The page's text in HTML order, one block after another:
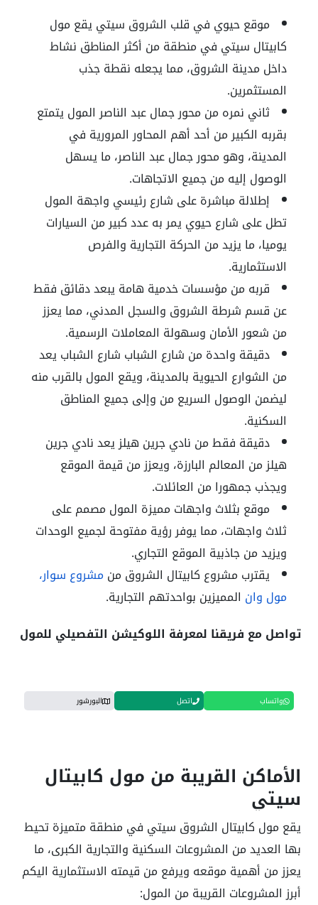
موقع حيوي في قلب الشروق سيتييقع مول
كابيتال سيتي في منطقة من أكثر المناطق نشاط
داخل مدينة الشروق، مما يجعله نقطة جذب
المستثمرين.
ثاني نمره من محور جمال عبد الناصر المول يتمتع
بقربه الكبير من أحد أهم المحاور المرورية في
المدينة، وهو محور جمال عبد الناصر، ما يسهل
الوصول إليه من جميع الاتجاهات.
إطلالة مباشرة على شارع رئيسي واجهة المول
تطل على شارع حيوي يمر به عدد كبير من السيارات
يوميا، ما يزيد من الحركة التجارية والفرص
الاستثمارية.
قربه من مؤسسات خدمية هامةيبعد دقائق فقط
عن قسم شرطة الشروق والسجل المدني، مما يعزز
من شعور الأمان وسهولة المعاملات الرسمية.
دقيقة واحدة من شارع الشباب شارع الشباب يعد
من الشوارع الحيوية بالمدينة، ويقع المول بالقرب منه
ليضمن الوصول السريع من وإلى جميع المناطق
السكنية.
دقيقة فقط من نادي جرين هيلزيعد نادي جرين
هيلز من المعالم البارزة، ويعزز من قيمة الموقع
ويجذب جمهورا من العائلات.
موقع بثلاث واجهات مميزة المول مصمم على
ثلاث واجهات، مما يوفر رؤية مفتوحة لجميع الوحدات
ويزيد من جاذبية الموقع التجاري.
يقترب مشروع كابيتال الشروق من مشروع سوار،
مول وان المميزين بواحدتهم التجارية.
تواصل مع فريقنا لمعرفة اللوكيشن التفصيلي للمول
واتساب اتصل البورشور
الأماكن القريبة من مول كابيتال
سيتي
يقع مول كابيتال الشروق سيتي في منطقة متميزة تحيط
بها العديد من المشروعات السكنية والتجارية الكبرى، ما
يعزز من أهمية موقعه ويرفع من قيمته الاستثمارية اليكم
أبرزالمشروعات القريبة من المول: